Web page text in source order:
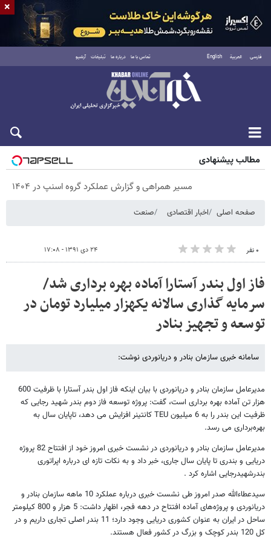
فارسی العربية English تماس با ما درباره ما تبلیغات آرشیو
پنجشنبه ۱۵ مرداد ۱۴۰۵
مطالب پیشنهادی
مسیر همراهی و گزارش عملکرد گروه اسنپ در ۱۴۰۴
صفحه اصلی اخبار اقتصادی صنعت
۰ نفر ۲۴ دی ۱۳۹۱ - ۱۷:۰۸
فاز اول بندر آستارا آماده بهره برداری شد/
سرمایه گذاری سالانه یکهزار میلیارد تومان در
توسعه و تجهیز بنادر
سامانه خبری سازمان بنادر و دریانوردی نوشت:
مدیرعامل سازمان بنادر و دریانوردی با بیان اینکه فاز اول بندر آستارا با ظرفیت 600
هزار تن آماده بهره برداری است، گفت: پروژه توسعه فاز دوم بندر شهید رجایی که
ظرفیت این بندر را به 6 میلیون
TEU کانتینر افزایش می دهد، تاپایان سال به
بهره‌برداری می رسد.
مدیرعامل سازمان بنادر و دریانوردی در نشست خبری امروز خود از افتتاح 82 پروژه
دریایی و بندری تا پایان سال جاری، خبر داد و به نکات تازه ای درباره اپراتوری
بندرشهیدرجایی اشاره کرد .
سید‌عطا‌ء‌الله صدر امروز طی نشست خبری درباره عملکرد 10 ماهه سازمان بنادر و
دریانوردی و پروژه‌های آماده افتتاح در دهه فجر، اظهار داشت: 5 هزار و 800 کیلومتر
ساحل در ایران به عنوان کشوری دریایی وجود دارد؛ 11 بندر اصلی تجاری داریم و در
کل 120 بندر کوچک و بزرگ در کشور فعال هستند.
×